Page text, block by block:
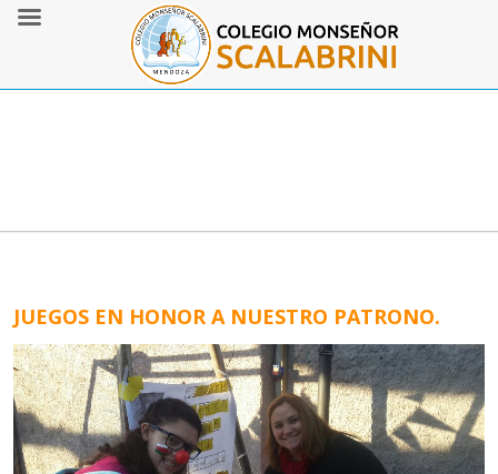
JUEGOS EN HONOR A NUESTRO PATRONO.